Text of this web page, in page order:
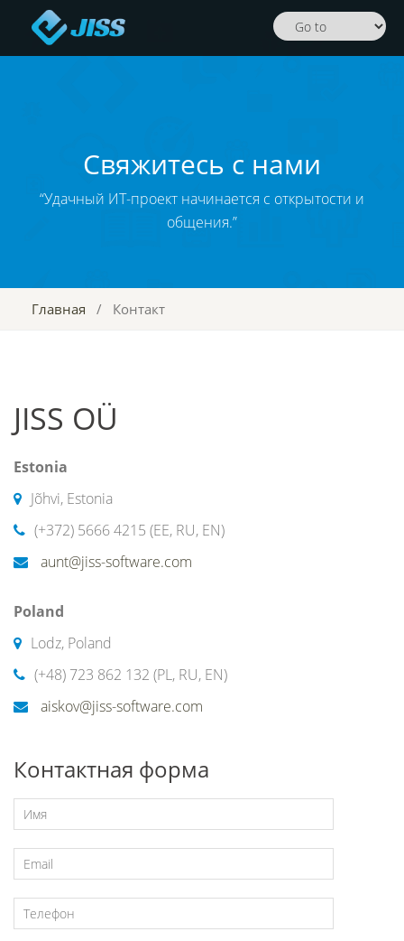
Свяжитесь с нами
“Удачный ИТ-проект начинается с открытости и
общения.”
Главная / Контакт
JISS OÜ
Estonia
Jõhvi, Estonia
(+372) 5666 4215 (EE, RU, EN)
aunt@jiss-software.com
Poland
Lodz, Poland
(+48) 723 862 132 (PL, RU, EN)
aiskov@jiss-software.com
Контактная форма